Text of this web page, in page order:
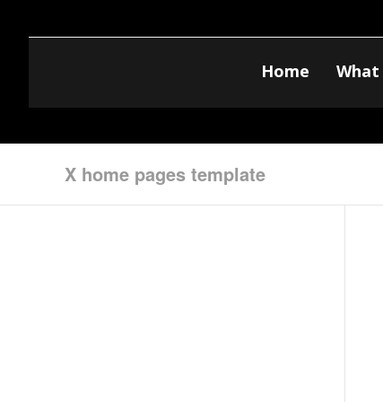
Home
X home pages template